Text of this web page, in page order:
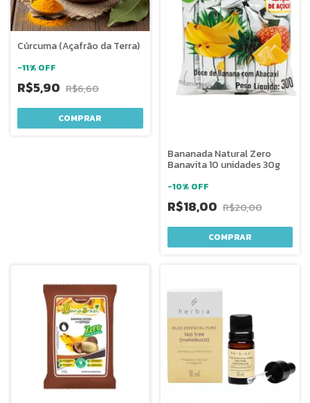
Cúrcuma (Açafrão da Terra)
-11% OFF
R$5,90 R$6,60
COMPRAR
Bananada Natural Zero
Banavita 10 unidades 30g
-10% OFF
R$18,00 R$20,00
COMPRAR